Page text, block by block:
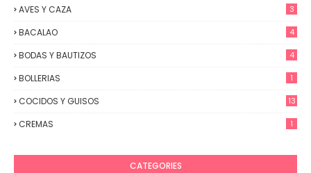
AVES Y CAZA 3
BACALAO 4
BODAS Y BAUTIZOS 4
BOLLERIAS 1
COCIDOS Y GUISOS 13
CREMAS 1
CATEGORIES